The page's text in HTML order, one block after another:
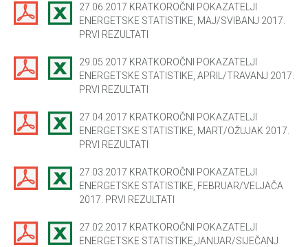
27.06.2017 KRATKOROČNI POKAZATELJI
ENERGETSKE STATISTIKE, MAJ/SVIBANJ 2017.
PRVI REZULTATI
29.05.2017 KRATKOROČNI POKAZATELJI
ENERGETSKE STATISTIKE, APRIL/TRAVANJ 2017.
PRVI REZULTATI
27.04.2017 KRATKOROČNI POKAZATELJI
ENERGETSKE STATISTIKE, MART/OŽUJAK 2017.
PRVI REZULTATI
27.03.2017 KRATKOROČNI POKAZATELJI
ENERGETSKE STATISTIKE, FEBRUAR/VELJAČA
2017. PRVI REZULTATI
27.02.2017 KRATKOROČNI POKAZATELJI
ENERGETSKE STATISTIKE,JANUAR/SIJEČANJ